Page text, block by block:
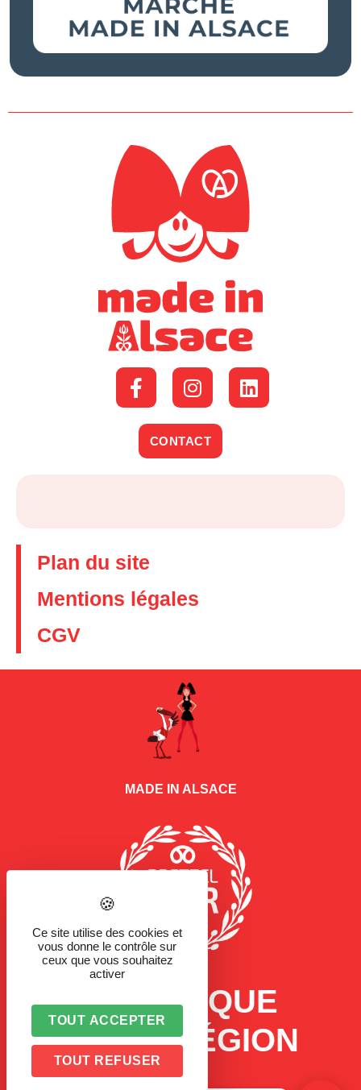
CONTACT
Plan du site
Mentions légales
CGV
MADE IN ALSACE
LA MARQUE
D'UNE RÉGION
Ce site utilise des cookies et
vous donne le contrôle sur
ceux que vous souhaitez
activer
TOUT ACCEPTER
TOUT REFUSER